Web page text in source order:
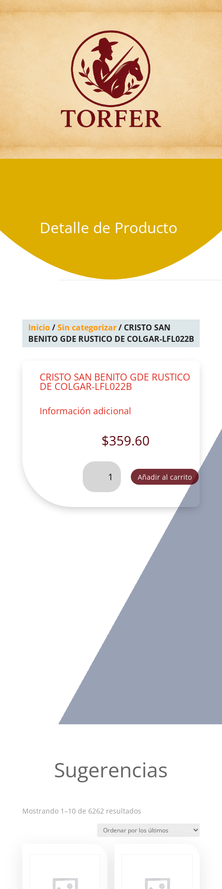
Articulos para
Regalo Torfer.
Detalle de Producto
Inicio/Sin categorizar/ CRISTO SAN
BENITO GDE RUSTICO DE COLGAR-LFL022B
CRISTO SAN BENITO GDE RUSTICO
DE COLGAR-LFL022B
Información adicional
$359.60
CRISTO
BENITO
RUSTICO
Añadir al carrito
Sugerencias
Mostrando 1–10 de 6262 resultadosOrdenado
los